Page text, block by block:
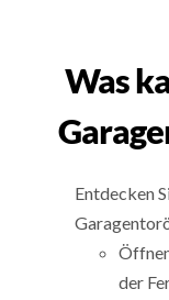
Was
Entdecken
der